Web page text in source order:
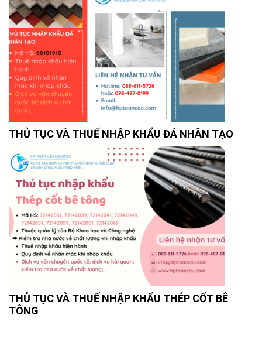
THỦ TỤC VÀ THUẾ NHẬP KHẨU ĐÁ NHÂN TẠO
THỦ TỤC VÀ THUẾ NHẬP KHẨU THÉP CỐT BÊ
TÔNG